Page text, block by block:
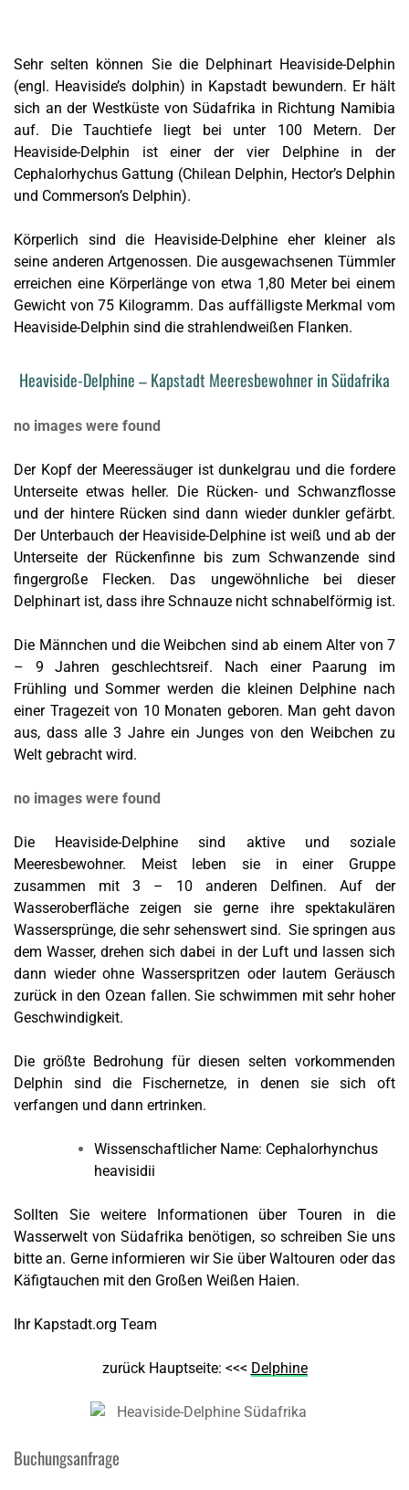
Sehr selten können Sie die Delphinart Heaviside-Delphin
(engl. Heaviside’s dolphin) in Kapstadt bewundern. Er hält
sich an der Westküste von Südafrika in Richtung Namibia
auf. Die Tauchtiefe liegt bei unter 100 Metern. Der
Heaviside-Delphin ist einer der vier Delphine in der
Cephalorhychus Gattung (Chilean Delphin, Hector’s Delphin
und Commerson’s Delphin).
Körperlich sind die Heaviside-Delphine eher kleiner als
seine anderen Artgenossen. Die ausgewachsenen Tümmler
erreichen eine Körperlänge von etwa 1,80 Meter bei einem
Gewicht von 75 Kilogramm. Das auffälligste Merkmal vom
Heaviside-Delphin sind die strahlendweißen Flanken.
Heaviside-Delphine – Kapstadt Meeresbewohner in Südafrika
no images were found
Der Kopf der Meeressäuger ist dunkelgrau und die fordere
Unterseite etwas heller. Die Rücken- und Schwanzflosse
und der hintere Rücken sind dann wieder dunkler gefärbt.
Der Unterbauch der Heaviside-Delphine ist weiß und ab der
Unterseite der Rückenfinne bis zum Schwanzende sind
fingergroße Flecken. Das ungewöhnliche bei dieser
Delphinart ist, dass ihre Schnauze nicht schnabelförmig ist.
Die Männchen und die Weibchen sind ab einem Alter von 7
– 9 Jahren geschlechtsreif. Nach einer Paarung im
Frühling und Sommer werden die kleinen Delphine nach
einer Tragezeit von 10 Monaten geboren. Man geht davon
aus, dass alle 3 Jahre ein Junges von den Weibchen zu
Welt gebracht wird.
no images were found
Die Heaviside-Delphine sind aktive und soziale
Meeresbewohner. Meist leben sie in einer Gruppe
zusammen mit 3 – 10 anderen Delfinen. Auf der
Wasseroberfläche zeigen sie gerne ihre spektakulären
Wassersprünge, die sehr sehenswert sind. Sie springen aus
dem Wasser, drehen sich dabei in der Luft und lassen sich
dann wieder ohne Wasserspritzen oder lautem Geräusch
zurück in den Ozean fallen. Sie schwimmen mit sehr hoher
Geschwindigkeit.
Die größte Bedrohung für diesen selten vorkommenden
Delphin sind die Fischernetze, in denen sie sich oft
verfangen und dann ertrinken.
Wissenschaftlicher Name: Cephalorhynchus
heavisidii
Sollten Sie weitere Informationen über Touren in die
Wasserwelt von Südafrika benötigen, so schreiben Sie uns
bitte an. Gerne informieren wir Sie über Waltouren oder das
Käfigtauchen mit den Großen Weißen Haien.
Ihr Kapstadt.org Team
zurück Hauptseite: <<< Delphine
Buchungsanfrage